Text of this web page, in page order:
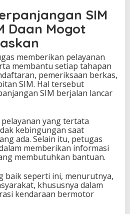
SIM
Daan Mogot
memberikan pelayanan
membantu setiap tahapan
pemeriksaan berkas,
SIM. Hal tersebut
SIM berjalan lancar
yang tertata
kebingungan saat
ada. Selain itu, petugas
memberikan informasi
membutuhkan bantuan.
baik seperti ini, menurutnya,
khususnya dalam
kendaraan bermotor